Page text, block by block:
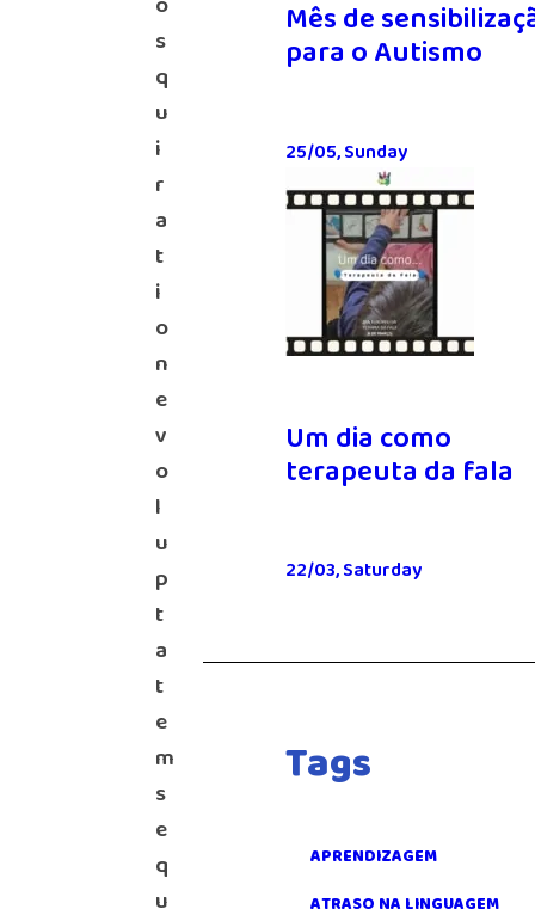
s
q
u
i
r
a
t
i
o
n
e
v
o
l
u
p
t
a
t
e
m
s
e
q
u
Mês de
para o Autismo
25/05, Sunday
Um dia como
terapeuta da fala
22/03, Saturday
Tags
APRENDIZAGEM
ATRASO NA LINGUAGEM